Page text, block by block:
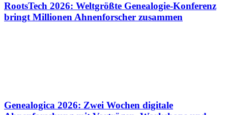
RootsTech 2026: Weltgrößte Genealogie-Konferenz
bringt Millionen Ahnenforscher zusammen
Genealogica 2026: Zwei Wochen digitale